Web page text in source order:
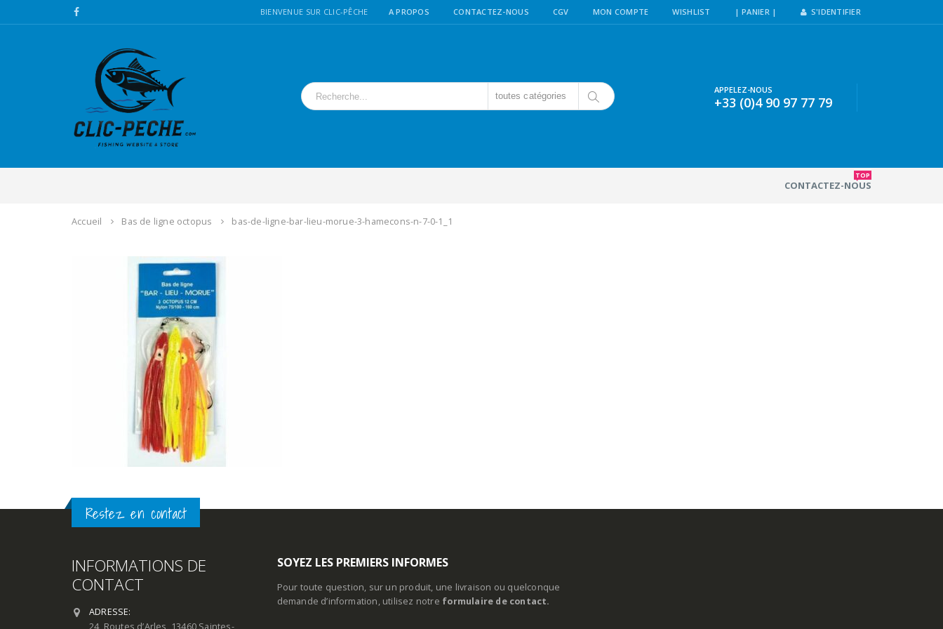
BIENVENUE SUR CLIC-PÊCHE A PROPOS CONTACTEZ-NOUS CGV MON COMPTE WISHLIST | PANIER | S'IDENTIFIER
toutes catégories
APPELEZ-NOUS
+33 (0)4 90 97 77 79
CONTACTEZ-NOUS
TOP
Accueil Bas de ligne octopus bas-de-ligne-bar-lieu-morue-3-hamecons-n-7-0-1_1
Restez en contact
INFORMATIONS DE
CONTACT
ADRESSE:
24, Routes d’Arles, 13460 Saintes-
SOYEZ LES PREMIERS INFORMES
Pour toute question, sur un produit, une livraison ou quelconque
demande d’information, utilisez notre formulaire de contact.